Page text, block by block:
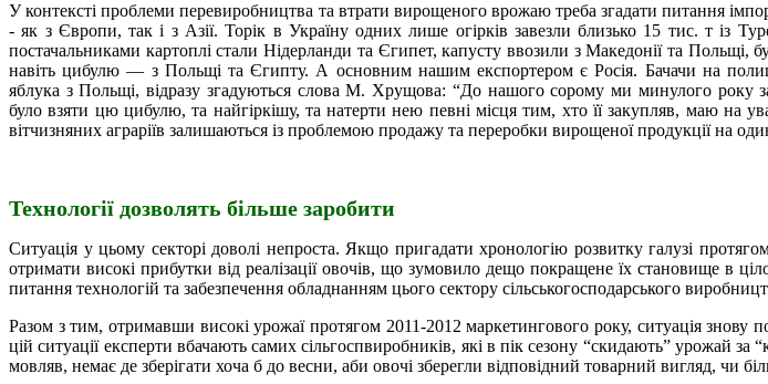
У контексті проблеми перевиробництва та втрати вирощеного врожаю треба згадати питання
- як з Європи, так і з Азії. Торік в Україну одних лише огірків завезли близько 15 тис. т із
постачальниками картоплі стали Нідерланди та Єгипет, капусту ввозили з Македонії та Польщі,
навіть цибулю — з Польщі та Єгипту. А основним нашим експортером є Росія. Бачачи на
яблука з Польщі, відразу згадуються слова М. Хрущова: “До нашого сорому ми минулого року
було взяти цю цибулю, та найгіркішу, та натерти нею певні місця тим, хто її закупляв, маю на
вітчизняних аграріїв залишаються із проблемою продажу та переробки вирощеної продукції на
Технології дозволять більше заробити
Ситуація у цьому секторі доволі непроста. Якщо пригадати хронологію розвитку галузі
отримати високі прибутки від реалізації овочів, що зумовило дещо покращене їх становище в
питання технологій та забезпечення обладнанням цього сектору сільськогосподарського
Разом з тим, отримавши високі урожаї протягом 2011-2012 маркетингового року, ситуація знову
цій ситуації експерти вбачають самих сільгоспвиробників, які в пік сезону “скидають” урожай
мовляв, немає де зберігати хоча б до весни, аби овочі зберегли відповідний товарний вигляд, чи